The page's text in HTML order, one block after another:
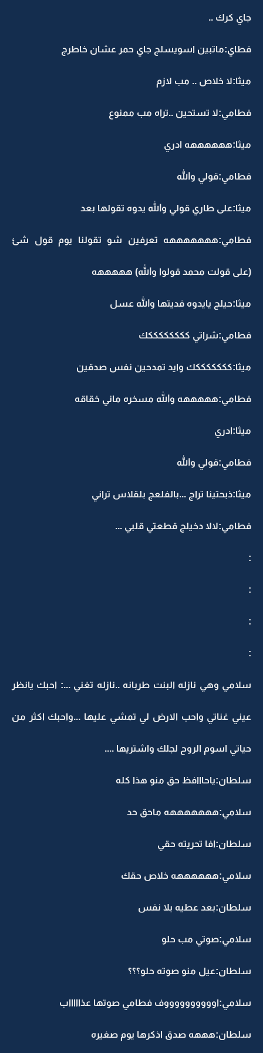
جاي كرك ..
فطاي:ماتبين اسويسلج جاي حمر عشان خاطرج
ميثا:لا خلاص .. مب لازم
فطامي:لا تستحين ..تراه مب ممنوع
ميثا:ههههههه ادري
فطامي:قولي والله
ميثا:على طاري قولي والله يدوه تقولها بعد
فطامي:هههههههه تعرفين شو تقولنا يوم قول شئ
(على قولت محمد قولوا والله) هههههه
ميثا:حيلج يايدوه فديتها والله عسل
فطامي:شراتي ككككككككك
ميثا:كككككككك وايد تمدحين نفس صدقين
فطامي:هههههه والله مسخره ماني خقاقه
ميثا:ادري
فطامي:قولي والله
ميثا:ذبحتينا تراج ...بالفلعج بلقلاس تراني
فطامي:لالا دخيلج قطعتي قلبي ...
:
:
:
:
سلامي وهي نازله البنت طربانه ..نازله تغني ...: احبك يانظر
عيني غناتي واحب الارض لي تمشي عليها ...واحبك اكثر من
حياتي اسوم الروح لجلك واشتريها ....
سلطان:ياحااافظ حق منو هذا كله
سلامي:هههههههه ماحق حد
سلطان:افا تحريته حقي
سلامي:ههههههه خلاص حقك
سلطان:بعد عطيه بلا نفس
سلامي:صوتي مب حلو
سلطان:عيل منو صوته حلو؟؟؟
سلامي:اووووووووووف فطامي صوتها عذاااااب
سلطان:هههه صدق اذكرها يوم صغيره